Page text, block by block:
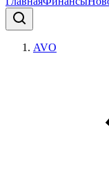
AVO